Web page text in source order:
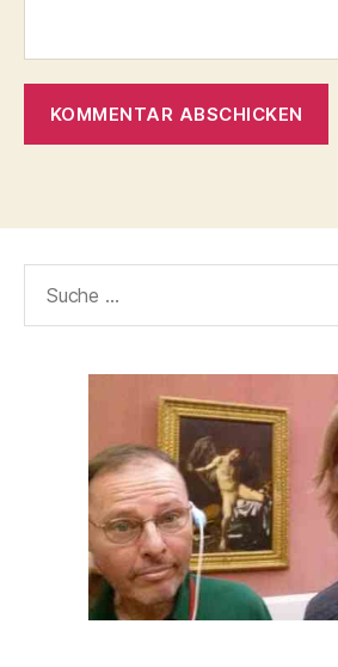
nach: